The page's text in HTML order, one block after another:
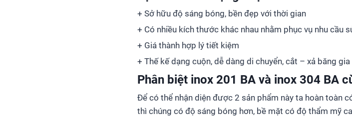
+ Sở hữu độ sáng bóng, bền đẹp với thời gian
+ Có nhiều kích thước khác nhau nhằm phục vụ nhu cầu
+ Giá thành hợp lý tiết kiệm
+ Thế kế dạng cuộn, dễ dàng di chuyển, cắt – xả băng
Phân biệt inox 201 BA và inox 304 BA
Để có thể nhận diện được 2 sản phẩm này ta hoàn toàn
thì chúng có độ sáng bóng hơn, bề mặt có độ thẩm mỹ